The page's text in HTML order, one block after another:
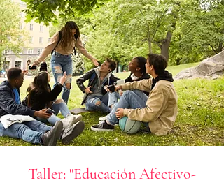
Taller: "Educación Afectivo-